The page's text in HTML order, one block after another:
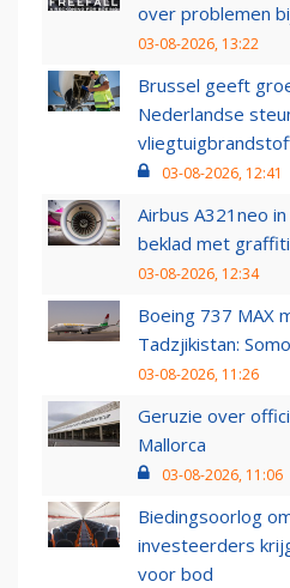
over problemen
03-08-2026, 13:22
Brussel geeft
Nederlandse
03-08-2026, 12:41
Airbus A321neo
beklad met graffiti
03-08-2026, 12:34
Boeing 737 MAX
Tadzjikistan:
03-08-2026, 11:26
Geruzie over
Mallorca
03-08-2026, 11:06
Biedingsoorlog
investeerders
voor bod